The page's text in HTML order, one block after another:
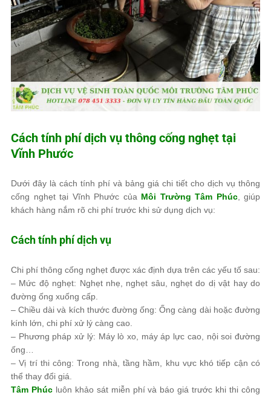
Cách tính phí dịch vụ thông cống nghẹt tại
Vĩnh Phước
Dưới đây là cách tính phí và bảng giá chi tiết cho dịch vụ thông
cống nghẹt tại Vĩnh Phước của Môi Trường Tâm Phúc, giúp
khách hàng nắm rõ chi phí trước khi sử dụng dịch vụ:
Cách tính phí dịch vụ
Chi phí thông cống nghẹt được xác định dựa trên các yếu tố sau:
– Mức độ nghẹt: Nghẹt nhẹ, nghẹt sâu, nghẹt do dị vật hay do
đường ống xuống cấp.
– Chiều dài và kích thước đường ống: Ống càng dài hoặc đường
kính lớn, chi phí xử lý càng cao.
– Phương pháp xử lý: Máy lò xo, máy áp lực cao, nội soi đường
ống…
– Vị trí thi công: Trong nhà, tầng hầm, khu vực khó tiếp cận có
thể thay đổi giá.
Tâm Phúcluôn khảo sát miễn phí và báo giá trước khi thi công